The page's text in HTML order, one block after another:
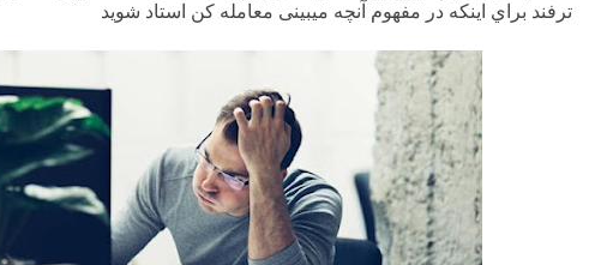
ترفند براي اینکه در مفهوم آنچه میبینی معامله کن استاد شوید